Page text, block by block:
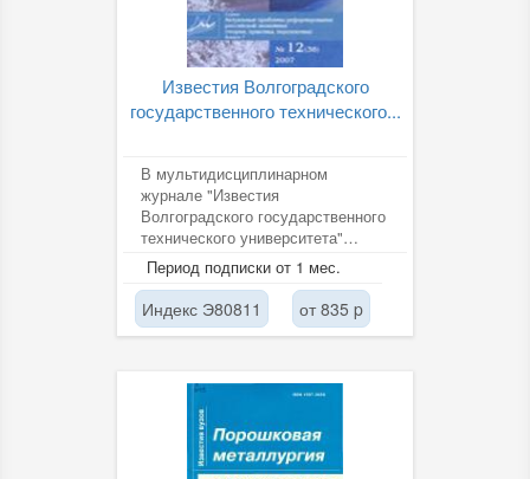
Известия Волгоградского
государственного технического...
В мультидисциплинарном
журнале "Известия
Волгоградского государственного
технического университета"
публикуются статьи на русском и
английском языках...
Период подписки от 1 мес.
Индекс Э80811 от 835 p